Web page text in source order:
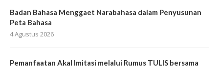
Badan Bahasa Menggaet Narabahasa dalam Penyusunan
Peta Bahasa
4 Agustus 2026
Pemanfaatan Akal Imitasi melalui Rumus TULIS bersama